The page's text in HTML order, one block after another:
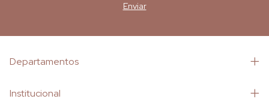
Departamentos
Institucional